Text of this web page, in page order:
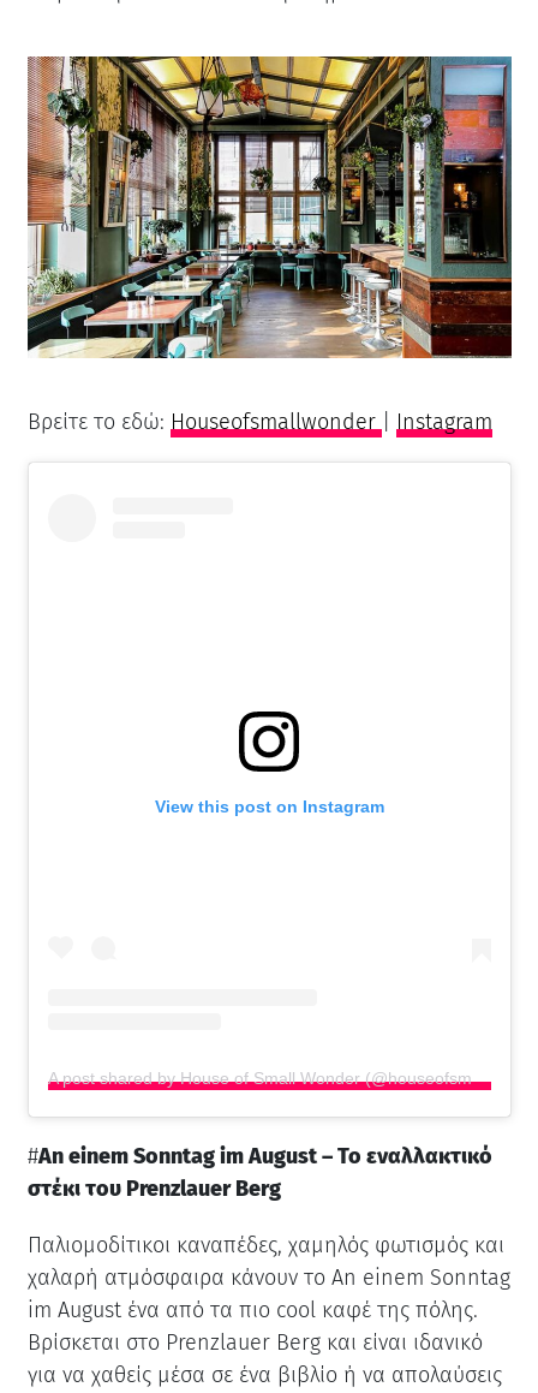
Βρείτε το εδώ: Houseofsmallwonder Instagram
View this post on Instagram
A post shared by House of Small Wonder (@houseofsmallwonder)
#An einem Sonntag im August – Το εναλλακτικό
στέκι του Prenzlauer Berg
Παλιομοδίτικοι καναπέδες, χαμηλός φωτισμός και
χαλαρή ατμόσφαιρα κάνουν το An einem Sonntag
im August ένα από τα πιο cool καφέ της πόλης.
Βρίσκεται στο Prenzlauer Berg και είναι ιδανικό
για να χαθείς μέσα σε ένα βιβλίο ή να απολαύσεις